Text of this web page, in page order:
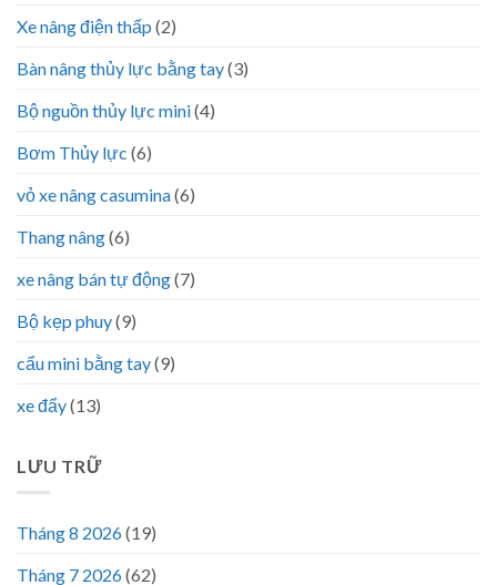
Xe nâng điện thấp (2)
Bàn nâng thủy lực bằng tay(3)
Bộ nguồn thủy lực mini(4)
Bơm Thủy lực (6)
vỏ xe nâng casumina(6)
Thang nâng(6)
xe nâng bán tự động(7)
Bộ kẹp phuy(9)
cẩu mini bằng tay(9)
xe đẩy(13)
LƯU TRỮ
Tháng 8 2026(19)
Tháng 7 2026(62)